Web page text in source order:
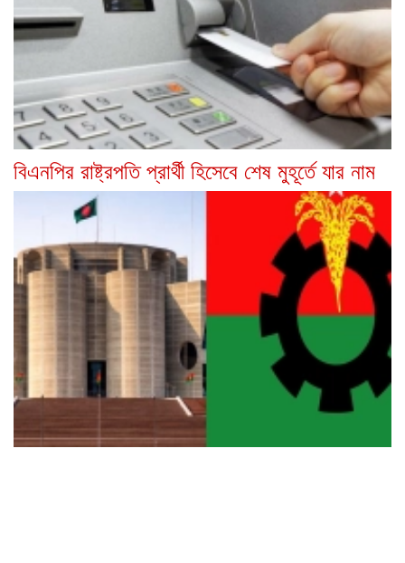
বিএনপির রাষ্ট্রপতি প্রার্থী হিসেবে শেষ মুহূর্তে যার নাম